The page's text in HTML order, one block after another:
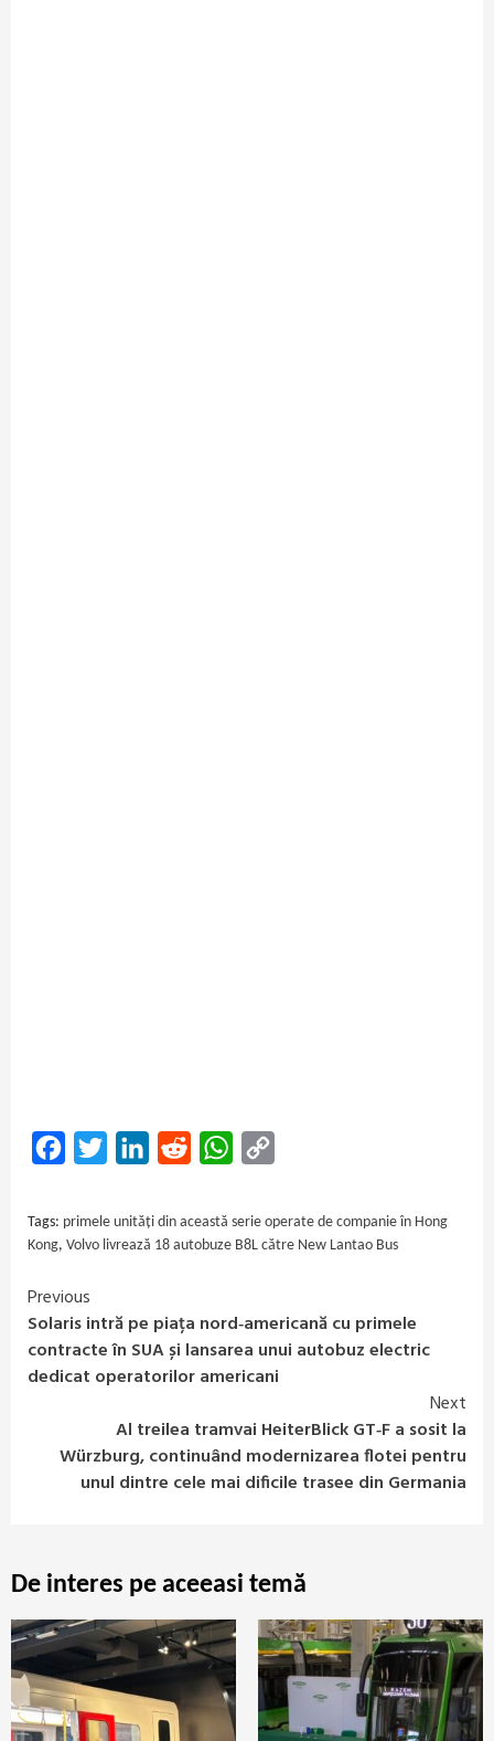
FacebookTwitter LinkedInReddit WhatsApp
Tags: primele unități din această serie operate de companie în Hong
Kong, Volvo livrează 18 autobuze B8L către New Lantao Bus
Continue
Reading
Previous
Solaris intră pe piața nord‑americană cu primele
contracte în SUA și lansarea unui autobuz electric
dedicat operatorilor americani
Next
Al treilea tramvai HeiterBlick GT‑F a sosit la
Würzburg, continuând modernizarea flotei pentru
unul dintre cele mai dificile trasee din Germania
De interes pe aceeasi temă